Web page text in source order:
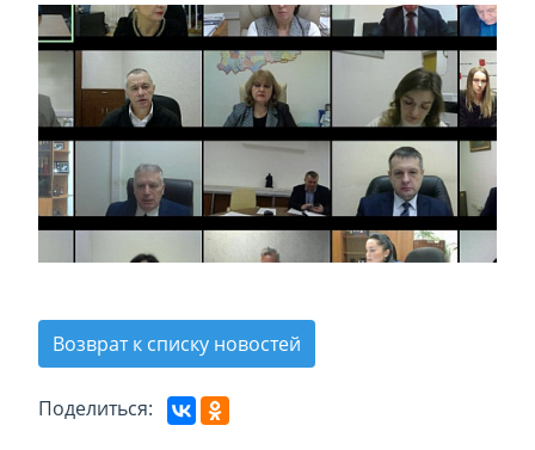
Возврат к списку новостей
Поделиться: